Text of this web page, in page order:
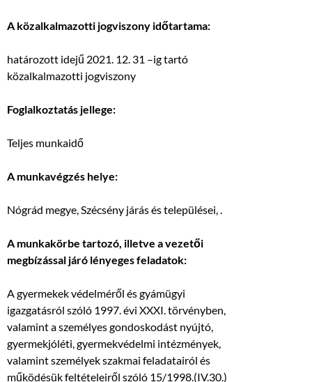
A közalkalmazotti jogviszony időtartama:
határozott idejű 2021. 12. 31 –ig tartó
közalkalmazotti jogviszony
Foglalkoztatás jellege:
Teljes munkaidő
A munkavégzés helye:
Nógrád megye, Szécsény járás és települései, .
A munkakörbe tartozó, illetve a vezetői
megbízással járó lényeges feladatok:
A gyermekek védelméről és gyámügyi
igazgatásról szóló 1997. évi XXXI. törvényben,
valamint a személyes gondoskodást nyújtó,
gyermekjóléti, gyermekvédelmi intézmények,
valamint személyek szakmai feladatairól és
működésük feltételeiről szóló 15/1998.(IV.30.)